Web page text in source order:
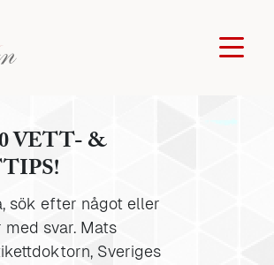
VETT- &
sök efter något eller
svar. Mats
Sveriges